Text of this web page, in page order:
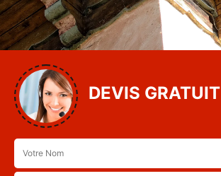
DEVIS GRATUIT